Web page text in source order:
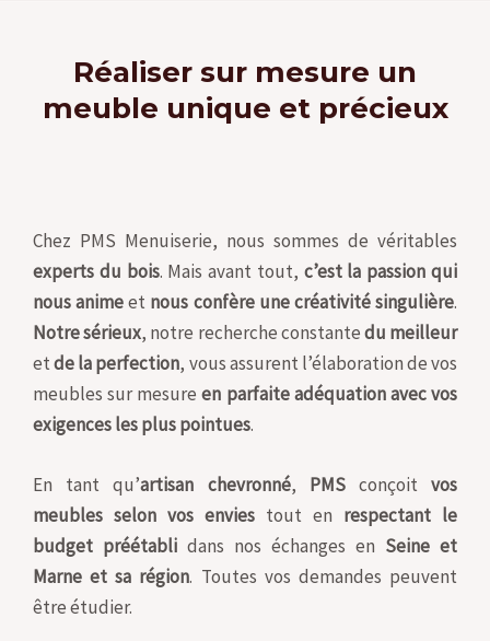
Réaliser sur mesure un
meuble unique et précieux
Chez PMS Menuiserie, nous sommes de véritables
experts du bois. Mais avant tout, c’est la passion qui
nous animeet nous confère une créativité singulière.
Notre sérieux, notre recherche constantedu meilleur
etde la perfection, vous assurent l’élaboration de vos
meubles sur mesureen parfaite adéquation avec vos
exigences les plus pointues.
En tant qu’artisan chevronné, PMSconçoitvos
meubles selon vos envies tout en respectant le
budget préétabli dans nos échanges en Seine et
Marne et sa région. Toutes vos demandes peuvent
être étudier.